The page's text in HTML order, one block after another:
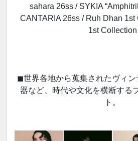
sahara 26ss / SYKIA
CANTARIA 26ss / Ruh Dhan 1st
1st Collection
◼︎世界各地から蒐集されたヴィン
器など、時代や文化を横断する
ト。